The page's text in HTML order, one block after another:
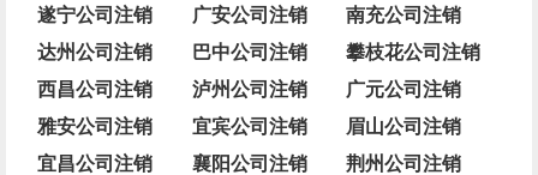
遂宁公司注销
广安公司注销
南充公司注销
达州公司注销
巴中公司注销
攀枝花公司注销
西昌公司注销
泸州公司注销
广元公司注销
雅安公司注销
宜宾公司注销
眉山公司注销
宜昌公司注销
襄阳公司注销
荆州公司注销